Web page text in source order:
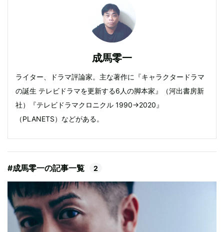
成馬零一
ライター、ドラマ評論家。主な著作に『キャラクタードラマ
の誕生 テレビドラマを更新する6人の脚本家』（河出書房新
社）『テレビドラマクロニクル 1990→2020』
（PLANETS）などがある。
#成馬零一の記事一覧 2